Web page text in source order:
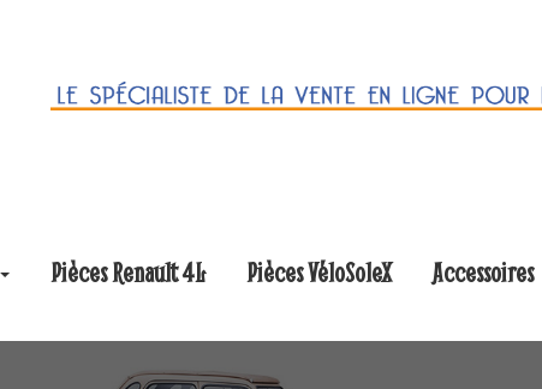
Pièces Renault 4L Pièces VéloSoleX Accessoires